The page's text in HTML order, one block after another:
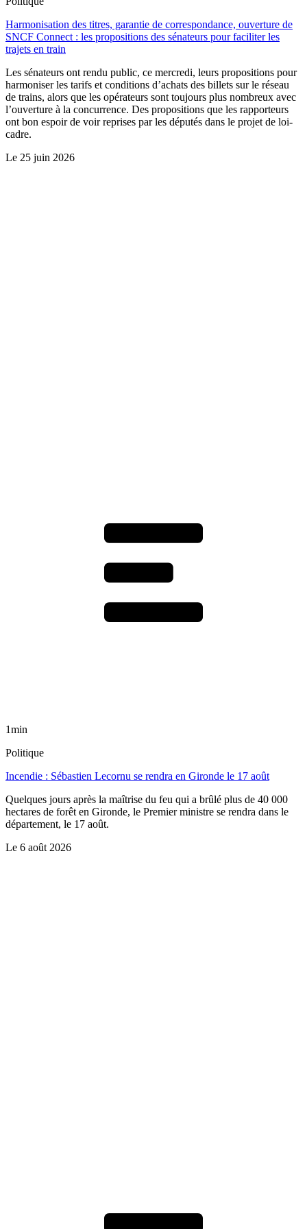
Harmonisation des titres, garantie de correspondance, ouverture de
SNCF Connect : les propositions des sénateurs pour faciliter les
trajets en train
Les sénateurs ont rendu public, ce mercredi, leurs propositions pour
harmoniser les tarifs et conditions d’achats des billets sur le réseau
de trains, alors que les opérateurs sont toujours plus nombreux avec
l’ouverture à la concurrence. Des propositions que les rapporteurs
ont bon espoir de voir reprises par les députés dans le projet de loi-
cadre.
Le 25 juin 2026
1min
Politique
Incendie : Sébastien Lecornu se rendra en Gironde le 17 août
Quelques jours après la maîtrise du feu qui a brûlé plus de 40 000
hectares de forêt en Gironde, le Premier ministre se rendra dans le
département, le 17 août.
Le 6 août 2026